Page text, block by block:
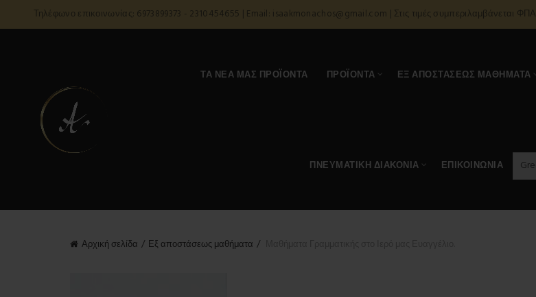
Τηλέφωνο επικοινωνίας: 6973899373 - 2310454655 | Email: isaakmonachos@gmail.com | Στις τιμές συμπεριλαμβάνεται ΦΠΑ
ΤΑ ΝΈΑ ΜΑΣ ΠΡΟΪΌΝΤΑ ΠΡΟΪΌΝΤΑ ΕΞ ΑΠΟΣΤΆΣΕΩΣ ΜΑΘΉΜΑΤΑ
ΠΝΕΥΜΑΤΙΚΉ ΔΙΑΚΟΝΊΑ ΕΠΙΚΟΙΝΩΝΊΑ
Αρχική σελίδα Εξ αποστάσεως μαθήματα